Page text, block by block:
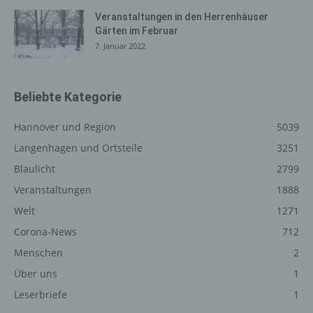
Veranstaltungen in den Herrenhäuser
Gärten im Februar
7. Januar 2022
Beliebte Kategorie
Hannover und Region
5039
Langenhagen und Ortsteile
3251
Blaulicht
2799
Veranstaltungen
1888
Welt
1271
Corona-News
712
Menschen
2
Über uns
1
Leserbriefe
1
unsere Internetseite gelangt (sogenannte Referrer), (4)
die Unterwebseiten, welche über ein zugreifendes
System auf unserer Internetseite angesteuert werden,
Adresse), (7) der Internet-Service-Provider des
und Informationen, die der Gefahrenabwehr im Falle von
Angriffen auf unsere informationstechnologischen
Informationen ziehen wird keine Rückschlüsse auf die
betroffene Person. Diese Informationen werden vielmehr
benötigt, um (1) die Inhalte unserer Internetseite korrekt
die Werbung für diese zu optimieren, (3) die dauerhafte
Funktionsfähigkeit unserer informationstechnologischen
Systeme und der Technik unserer Internetseite zu